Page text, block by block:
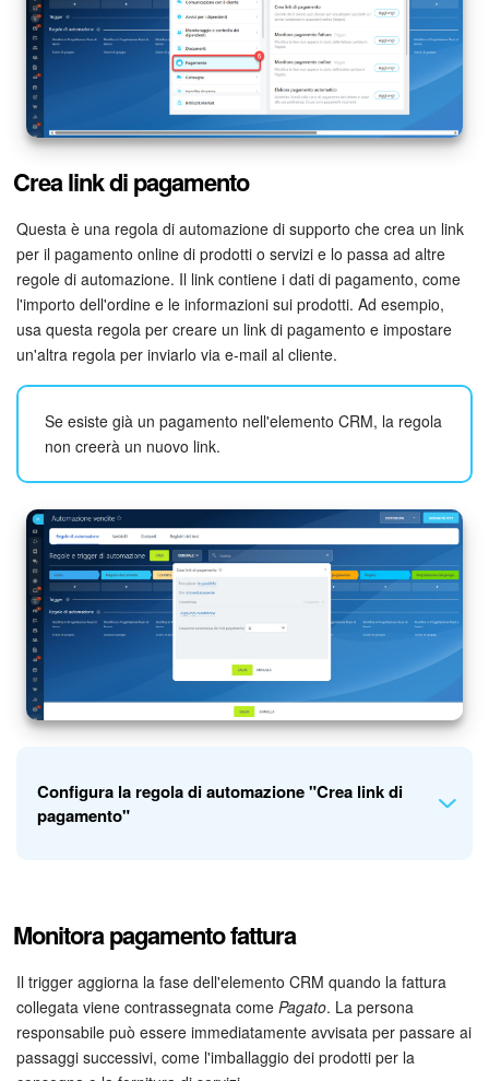
Automazione
Flussi di lavoro
Marketing
Gestione inventario
Telefonia
Mio profilo
Impostazioni
Enterprise
Bitrix24 Messenger
Domande generali
ACCEDI
Crea link di pagamento
Questa è una regola di automazione di supporto che crea un link
per il pagamento online di prodotti o servizi e lo passa ad altre
regole di automazione. Il link contiene i dati di pagamento, come
l'importo dell'ordine e le informazioni sui prodotti. Ad esempio,
usa questa regola per creare un link di pagamento e impostare
un'altra regola per inviarlo via e-mail al cliente.
Se esiste già un pagamento nell'elemento CRM, la regola
non creerà un nuovo link.
Configura la regola di automazione "Crea link di
pagamento"
Crea link di pagamentoeInvia e-mail al cliente
che la prima regola crea un link di pagamento, la seconda lo
invierà via e-mail al cliente.
Monitora pagamento fattura
Il trigger aggiorna la fase dell'elemento CRM quando la fattura
collegata viene contrassegnata come Pagato. La persona
responsabile può essere immediatamente avvisata per passare ai
passaggi successivi, come l'imballaggio dei prodotti per la